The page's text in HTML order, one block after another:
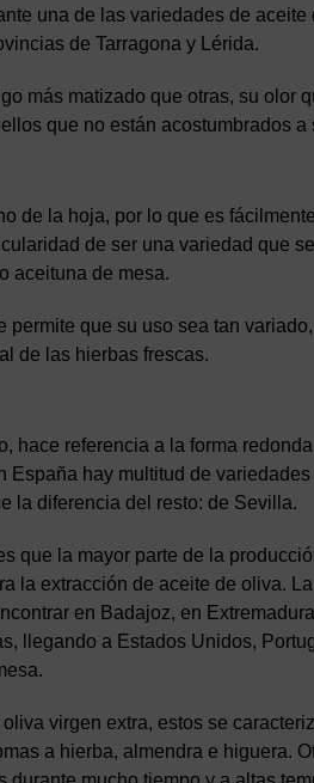
una de las variedades de
de Tarragona y Lérida.
más matizado que otras, su olor
que no están acostumbrados a
de la hoja, por lo que es
de ser una variedad que
aceituna de mesa.
permite que su uso sea tan
de las hierbas frescas.
hace referencia a la forma
España hay multitud de
la diferencia del resto: de Sevilla.
que la mayor parte de la
la extracción de aceite de oliva.
en Badajoz, en
llegando a Estados Unidos,
virgen extra, estos se
a hierba, almendra e higuera.